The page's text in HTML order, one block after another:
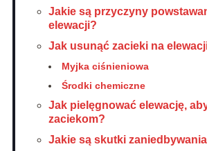
Jakie są przyczyny
elewacji?
Jak usunąć zacieki na
Myjka ciśnieniowa
Środki chemiczne
Jak pielęgnować elewację,
zaciekom?
Jakie są skutki